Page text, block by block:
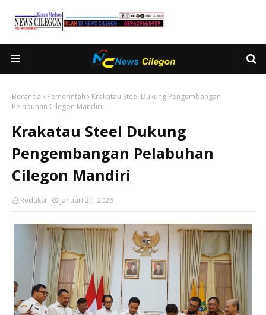
Beranda Pemerintah
Krakatau Steel Dukung Pengembangan
Pelabuhan Cilegon Mandiri
Krakatau Steel Dukung
Pengembangan Pelabuhan
Cilegon Mandiri
Redaksi Januari 21, 2026